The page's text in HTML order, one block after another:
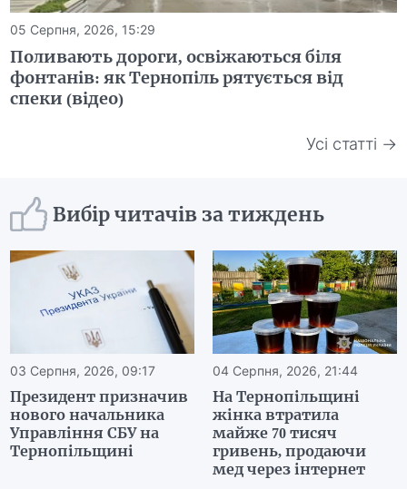
05 Серпня, 2026, 15:29
Поливають дороги, освіжаються біля
фонтанів: як Тернопіль рятується від
спеки (відео)
Усі статті →
Вибір читачів за тиждень
03 Серпня, 2026, 09:17
Президент призначив
нового начальника
Управління СБУ на
Тернопільщині
04 Серпня, 2026, 21:44
На Тернопільщині
жінка втратила
майже 70 тисяч
гривень, продаючи
мед через інтернет